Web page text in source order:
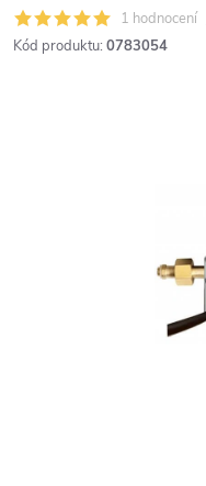
1 hodnocení
Kód produktu: 0783054